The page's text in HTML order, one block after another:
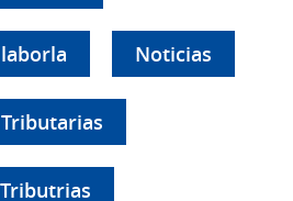
laborla Noticias
Tributarias
Tributrias